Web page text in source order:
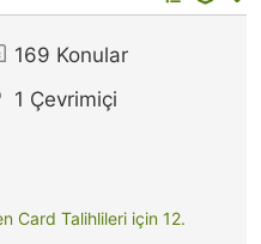
169 Konular
1 Çevrimiçi
Card Talihlileri için 12.